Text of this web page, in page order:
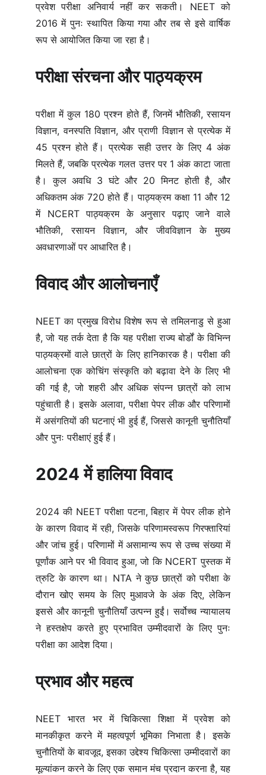
प्रवेश परीक्षा अनिवार्य नहीं कर सकती। NEET को
2016 में पुनः स्थापित किया गया और तब से इसे वार्षिक
रूप से आयोजित किया जा रहा है।
परीक्षा संरचना और पाठ्यक्रम
परीक्षा में कुल 180 प्रश्न होते हैं, जिनमें भौतिकी, रसायन
विज्ञान, वनस्पति विज्ञान, और प्राणी विज्ञान से प्रत्येक में
45 प्रश्न होते हैं। प्रत्येक सही उत्तर के लिए 4 अंक
मिलते हैं, जबकि प्रत्येक गलत उत्तर पर 1 अंक काटा जाता
है। कुल अवधि 3 घंटे और 20 मिनट होती है, और
अधिकतम अंक 720 होते हैं। पाठ्यक्रम कक्षा 11 और 12
में NCERT पाठ्यक्रम के अनुसार पढ़ाए जाने वाले
भौतिकी, रसायन विज्ञान, और जीवविज्ञान के मुख्य
अवधारणाओं पर आधारित है।
विवाद और आलोचनाएँ
NEET का प्रमुख विरोध विशेष रूप से तमिलनाडु से हुआ
है, जो यह तर्क देता है कि यह परीक्षा राज्य बोर्डों के विभिन्न
पाठ्यक्रमों वाले छात्रों के लिए हानिकारक है। परीक्षा की
आलोचना एक कोचिंग संस्कृति को बढ़ावा देने के लिए भी
की गई है, जो शहरी और अधिक संपन्न छात्रों को लाभ
पहुंचाती है। इसके अलावा, परीक्षा पेपर लीक और परिणामों
में असंगतियों की घटनाएं भी हुई हैं, जिससे कानूनी चुनौतियाँ
और पुनः परीक्षाएं हुई हैं।
2024 में हालिया विवाद
2024 की NEET परीक्षा पटना, बिहार में पेपर लीक होने
के कारण विवाद में रही, जिसके परिणामस्वरूप गिरफ्तारियां
और जांच हुई। परिणामों में असामान्य रूप से उच्च संख्या में
पूर्णांक आने पर भी विवाद हुआ, जो कि NCERT पुस्तक में
त्रुटि के कारण था। NTA ने कुछ छात्रों को परीक्षा के
दौरान खोए समय के लिए मुआवजे के अंक दिए, लेकिन
इससे और कानूनी चुनौतियाँ उत्पन्न हुईं। सर्वोच्च न्यायालय
ने हस्तक्षेप करते हुए प्रभावित उम्मीदवारों के लिए पुनः
परीक्षा का आदेश दिया।
प्रभाव और महत्व
NEET भारत भर में चिकित्सा शिक्षा में प्रवेश को
मानकीकृत करने में महत्वपूर्ण भूमिका निभाता है। इसके
चुनौतियों के बावजूद, इसका उद्देश्य चिकित्सा उम्मीदवारों का
मूल्यांकन करने के लिए एक समान मंच प्रदान करना है, यह